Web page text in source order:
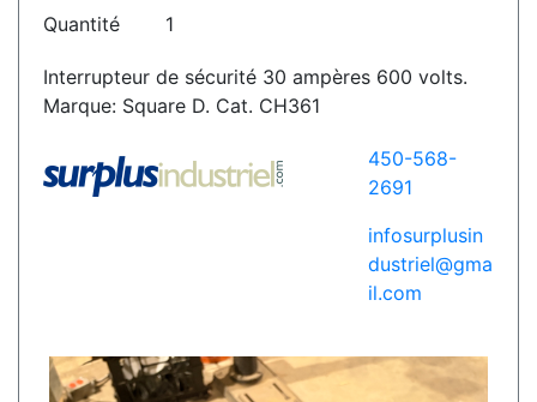
Quantité 1
Interrupteur de sécurité 30 ampères 600 volts.
Marque: Square D. Cat. CH361
450-568-
2691
infosurplusin
dustriel@gma
il.com